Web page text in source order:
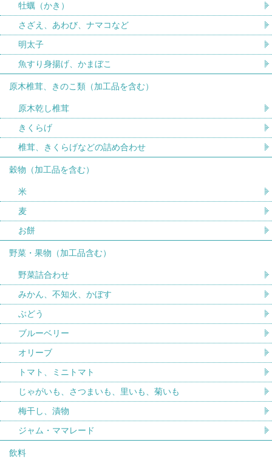
牡蠣（かき）
さざえ、あわび、ナマコなど
明太子
魚すり身揚げ、かまぼこ
原木椎茸、きのこ類（加工品を含む）
原木乾し椎茸
きくらげ
椎茸、きくらげなどの詰め合わせ
穀物（加工品を含む）
米
麦
お餅
野菜・果物（加工品含む）
野菜詰合わせ
みかん、不知火、かぼす
ぶどう
ブルーベリー
オリーブ
トマト、ミニトマト
じゃがいも、さつまいも、里いも、菊いも
梅干し、漬物
ジャム・ママレード
飲料